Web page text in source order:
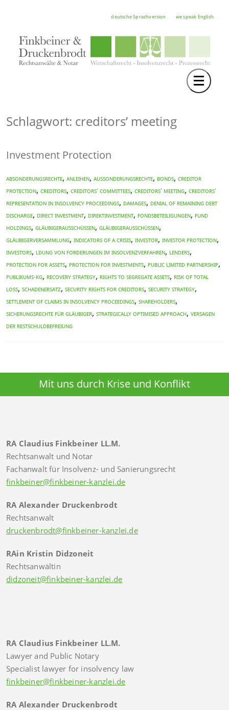
deutsche Sprachversion we speak English
Toggle
RECHTSGEBIETE
FORTBILDUNGEN
HOCHSCHULE
KARRIERE
SERVICE
Schlagwort: creditors’ meeting
Investment Protection
Absonderungsrechte, Anleihen, Aussonderungsrechte, bonds, creditor
protection, creditors, creditors' committees, creditors' meeting, creditors'
representation in insolvency proceedings, damages, denial of remaining debt
discharge, direct investment, Direktinvestment, Fondsbeteiligungen, fund
holdings, Gläubigerausschüssen, Gläubigerausschüssen,
Gläubigerversammlung, indicators of a crisis, Investor, investor protection,
investors, ldung von Forderungen im Insolvenzverfahren, lenders,
protection for assets, protection for investments, public limited partnership,
Publikums-KG, recovery strategy, rights to segregate assets, risk of total
loss, Schadenersatz, security rights for creditors, security strategy,
settlement of claims in insolvency proceedings, shareholders,
Sicherungsrechte für Gläubiger, strategically optimised approach, Versagen
der Restschuldbefreiung
Mit uns durch Krise und Konflikt
RA Claudius Finkbeiner LL.M.
Rechtsanwalt und Notar
Fachanwalt für Insolvenz- und Sanierungsrecht
finkbeiner@finkbeiner-kanzlei.de
RA Alexander Druckenbrodt
Rechtsanwalt
druckenbrodt@finkbeiner-kanzlei.de
RAin Kristin Didzoneit
Rechtsanwältin
didzoneit@finkbeiner-kanzlei.de
RA Claudius Finkbeiner LL.M.
Lawyer and Public Notary
Specialist lawyer for insolvency law
finkbeiner@finkbeiner-kanzlei.de
RA Alexander Druckenbrodt